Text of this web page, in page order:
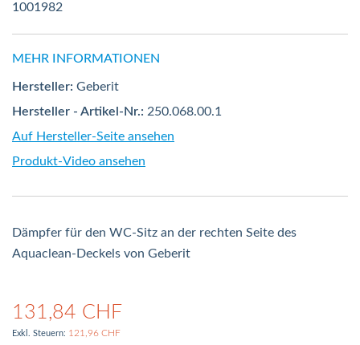
1001982
MEHR INFORMATIONEN
Hersteller: Geberit
Hersteller - Artikel-Nr.: 250.068.00.1
Auf Hersteller-Seite ansehen
Produkt-Video ansehen
Dämpfer für den WC-Sitz an der rechten Seite des
Aquaclean-Deckels von Geberit
131,84 CHF
121,96 CHF